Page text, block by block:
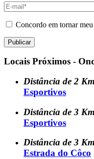
Concordo em tornar
Locais Próximos -
Distância de 2 Km
Esportivos
Distância de 3 Km
Esportivos
Distância de 3 Km
Estrada do Côco